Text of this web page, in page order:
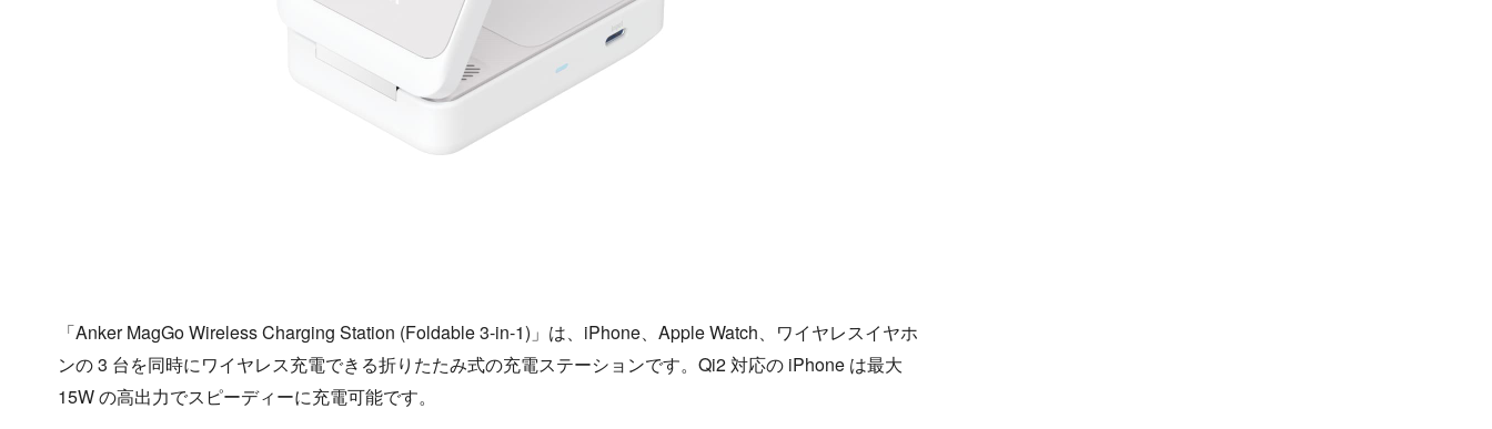
「Anker MagGo Wireless Charging Station (Foldable 3-in-1)」は、iPhone、Apple Watch、ワイヤレスイヤホ
ンの 3 台を同時にワイヤレス充電できる折りたたみ式の充電ステーションです。Qi2 対応の iPhone は最大
15W の高出力でスピーディーに充電可能です。